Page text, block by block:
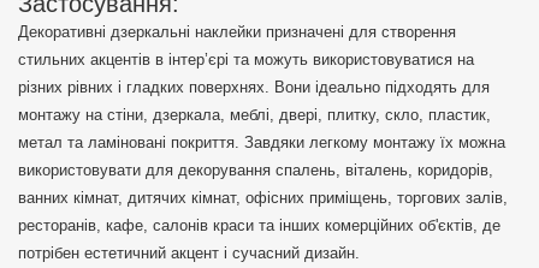
Декоративні дзеркальні наклейки призначені для створення
стильних акцентів в інтер’єрі та можуть використовуватися на
різних рівних і гладких поверхнях. Вони ідеально підходять для
монтажу на стіни, дзеркала, меблі, двері, плитку, скло, пластик,
метал та ламіновані покриття. Завдяки легкому монтажу їх можна
використовувати для декорування спалень, віталень, коридорів,
ванних кімнат, дитячих кімнат, офісних приміщень, торгових залів,
ресторанів, кафе, салонів краси та інших комерційних об'єктів, де
потрібен естетичний акцент і сучасний дизайн.